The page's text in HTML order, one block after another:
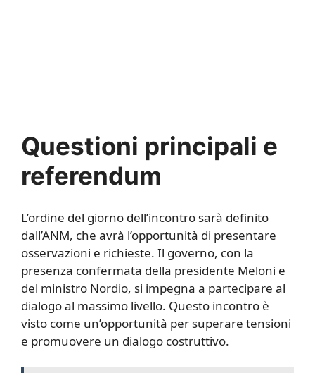
Questioni principali e
referendum
L’ordine del giorno dell’incontro sarà definito
dall’ANM, che avrà l’opportunità di presentare
osservazioni e richieste. Il governo, con la
presenza confermata della presidente Meloni e
del ministro Nordio, si impegna a partecipare al
dialogo al massimo livello. Questo incontro è
visto come un’opportunità per superare tensioni
e promuovere un dialogo costruttivo.